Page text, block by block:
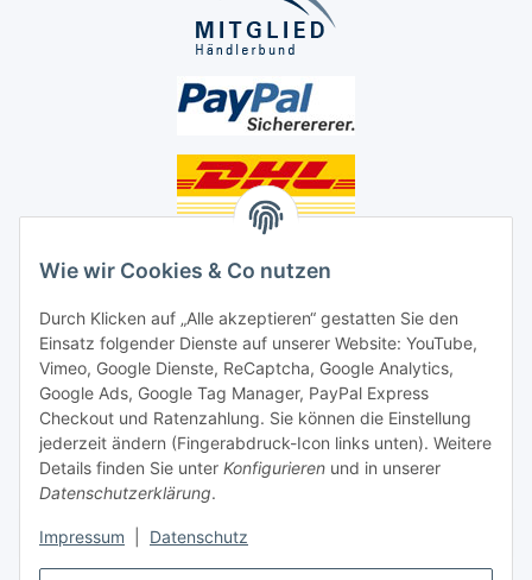
Wie wir Cookies & Co nutzen
Durch Klicken auf „Alle akzeptieren“ gestatten Sie den
Einsatz folgender Dienste auf unserer Website: YouTube,
Vimeo, Google Dienste, ReCaptcha, Google Analytics,
Google Ads, Google Tag Manager, PayPal Express
Checkout und Ratenzahlung. Sie können die Einstellung
jederzeit ändern (Fingerabdruck-Icon links unten). Weitere
Details finden Sie unter Konfigurieren und in unserer
Datenschutzerklärung.
Impressum Datenschutz
Social Media
Unsere Dienstleistungen
Lampenreparatur
Lichtservice für Senioren
Vertrag widerrufen